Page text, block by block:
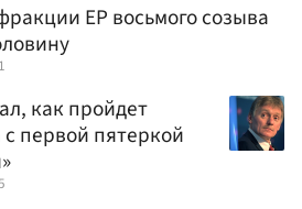
ЕР восьмого созыва
как пройдет
первой пятеркой